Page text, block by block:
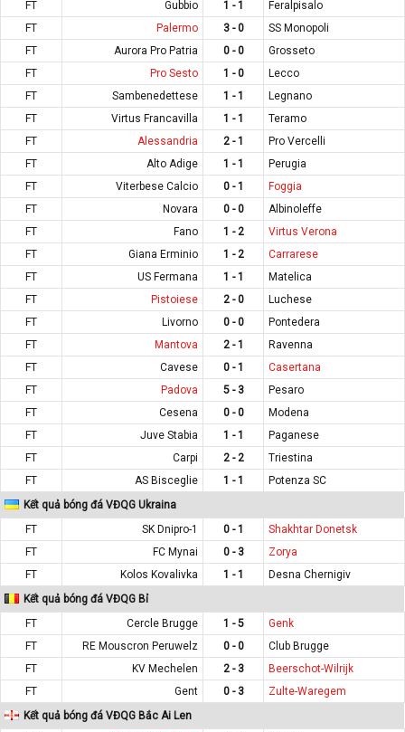
FT Gubbio 1 - 1
Feralpisalo
FT
Palermo 3 - 0
SS Monopoli
FT
Aurora Pro Patria 0 - 0
Grosseto
FT
Pro Sesto 1 - 0
Lecco
FT
Sambenedettese 1 - 1
Legnano
FT
Virtus Francavilla 1 - 1
Teramo
FT
Alessandria 2 - 1
Pro Vercelli
FT
Alto Adige 1 - 1
Perugia
FT
Viterbese Calcio 0 - 1
Foggia
FT
Novara 0 - 0
Albinoleffe
FT
Fano 1 - 2
Virtus Verona
FT
Giana Erminio 1 - 2
Carrarese
FT
US Fermana 1 - 1
Matelica
FT
Pistoiese 2 - 0
Luchese
FT
Livorno 0 - 0
Pontedera
FT
Mantova 2 - 1
Ravenna
FT
Cavese 0 - 1
Casertana
FT
Padova 5 - 3
Pesaro
FT
Cesena 0 - 0
Modena
FT
Juve Stabia 1 - 1
Paganese
FT
Carpi 2 - 2
Triestina
FT
AS Bisceglie 1 - 1
Potenza SC
Kết quả bóng đá VĐQG Ukraina
FT
SK Dnipro-1 0 - 1
Shakhtar Donetsk
FT
FC Mynai 0 - 3
Zorya
FT
Kolos Kovalivka 1 - 1
Desna Chernigiv
Kết quả bóng đá VĐQG Bỉ
FT
Cercle Brugge 1 - 5
Genk
FT
RE Mouscron Peruwelz 0 - 0
Club Brugge
FT
KV Mechelen 2 - 3
Beerschot-Wilrijk
FT
Gent 0 - 3
Zulte-Waregem
Kết quả bóng đá VĐQG Bắc Ai Len